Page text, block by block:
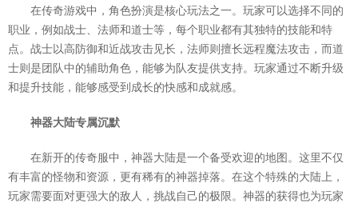
在传奇游戏中，角色扮演是核心玩法之一。玩家可以选择不同的
职业，例如战士、法师和道士等，每个职业都有其独特的技能和特
点。战士以高防御和近战攻击见长，法师则擅长远程魔法攻击，而道
士则是团队中的辅助角色，能够为队友提供支持。玩家通过不断升级
和提升技能，能够感受到成长的快感和成就感。
神器大陆专属沉默
在新开的传奇服中，神器大陆是一个备受欢迎的地图。这里不仅
有丰富的怪物和资源，更有稀有的神器掉落。在这个特殊的大陆上，
玩家需要面对更强大的敌人，挑战自己的极限。神器的获得也为玩家